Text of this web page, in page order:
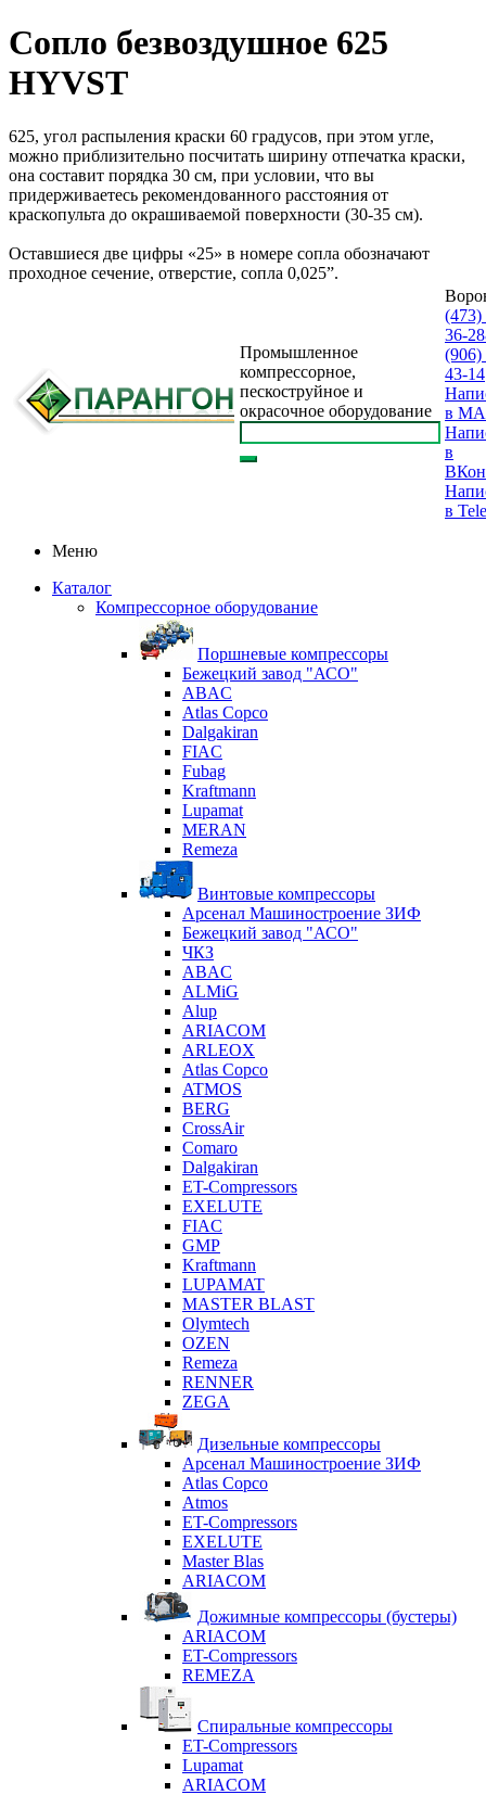
Сопло безвоздушное 625
HYVST
625, угол распыления краски 60 градусов, при этом угле,
можно приблизительно посчитать ширину отпечатка краски,
она составит порядка 30 см, при условии, что вы
придерживаетесь рекомендованного расстояния от
краскопульта до окрашиваемой поверхности (30-35 см).
Оставшиеся две цифры «25» в номере сопла обозначают
проходное сечение, отверстие, сопла 0,025”.
Промышленное
компрессорное,
пескоструйное и
окрасочное оборудование
(473)
36-28
(906)
43-14
в
в
в
Меню
Каталог
Компрессорное оборудование
Поршневые компрессоры
Бежецкий завод "АСО"
ABAC
Atlas Copco
Dalgakiran
FIAC
Fubag
Kraftmann
Lupamat
MERAN
Remeza
Винтовые компрессоры
Арсенал Машиностроение ЗИФ
Бежецкий завод "АСО"
ЧКЗ
ABAC
ALMiG
Alup
ARIACOM
ARLEOX
Atlas Copco
ATMOS
BERG
CrossAir
Comaro
Dalgakiran
ET-Compressors
EXELUTE
FIAC
GMP
Kraftmann
LUPAMAT
MASTER BLAST
Olymtech
OZEN
Remeza
RENNER
ZEGA
Дизельные компрессоры
Арсенал Машиностроение ЗИФ
Atlas Copco
Atmos
ET-Compressors
EXELUTE
Master Blas
ARIACOM
Дожимные компрессоры (бустеры)
ARIACOM
ET-Compressors
REMEZA
Спиральные компрессоры
ET-Compressors
Lupamat
ARIACOM